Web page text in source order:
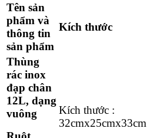
Tên sản
phẩm và
thông tin
sản phẩm
Kích thước
Thùng
rác inox
đạp chân
12L, dạng
vuông
Kích thước :
32cmx25cmx33cm